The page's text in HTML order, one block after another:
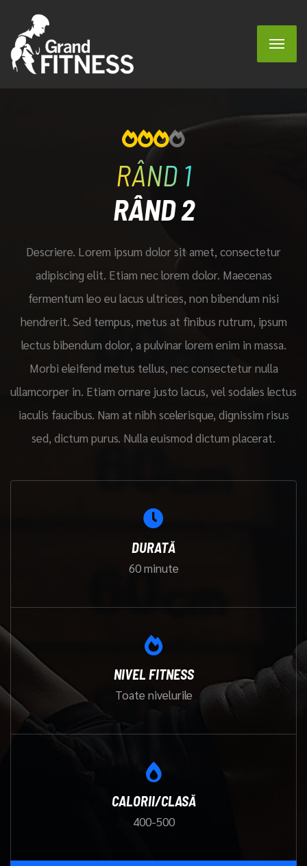
RÂND 1
RÂND 2
Descriere. Lorem ipsum dolor sit amet, consectetur
adipiscing elit. Etiam nec lorem dolor. Maecenas
fermentum leo eu lacus ultrices, non bibendum nisi
hendrerit. Sed tempus, metus at finibus rutrum, ipsum
lectus bibendum dolor, a pulvinar lorem enim in massa.
Morbi eleifend metus tellus, nec consectetur nulla
ullamcorper in. Etiam ornare justo lacus, vel sodales lectus
iaculis faucibus. Nam at nibh scelerisque, dignissim risus
sed, dictum purus. Nulla euismod dictum placerat.
DURATĂ
60 minute
NIVEL FITNESS
Toate nivelurile
CALORII/CLASĂ
400-500